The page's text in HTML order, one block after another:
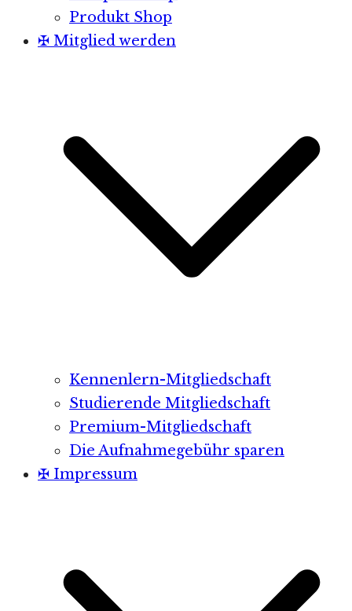
Produkt Shop
✠ Mitglied werden
Kennenlern-Mitgliedschaft
Studierende Mitgliedschaft
Premium-Mitgliedschaft
Die Aufnahmegebühr sparen
✠ Impressum